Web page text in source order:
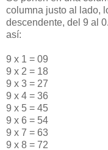
columna justo al lado,
descendente, del 9 al
así:
9 x 1 = 09
9 x 2 = 18
9 x 3 = 27
9 x 4 = 36
9 x 5 = 45
9 x 6 = 54
9 x 7 = 63
9 x 8 = 72